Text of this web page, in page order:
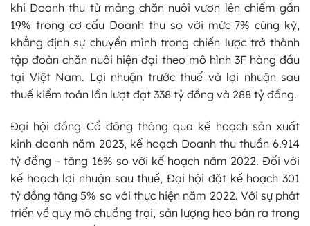
khi Doanh thu từ mảng chăn nuôi vươn lên chiếm gần
19% trong cơ cấu Doanh thu so với mức 7% cùng kỳ,
khẳng định sự chuyển mình trong chiến lược trở thành
tập đoàn chăn nuôi hiện đại theo mô hình 3F hàng đầu
tại Việt Nam. Lợi nhuận trước thuế và lợi nhuận sau
thuế kiểm toán lần lượt đạt 338 tỷ đồng và 288 tỷ đồng.
Đại hội đồng Cổ đông thông qua kế hoạch sản xuất
kinh doanh năm 2023, kế hoạch Doanh thu thuần 6.914
tỷ đồng – tăng 16% so với kế hoạch năm 2022. Đối với
kế hoạch lợi nhuận sau thuế, Đại hội đặt kế hoạch 301
tỷ đồng tăng 5% so với thực hiện năm 2022. Với sự phát
triển về quy mô chuồng trại, sản lượng heo bán ra trong